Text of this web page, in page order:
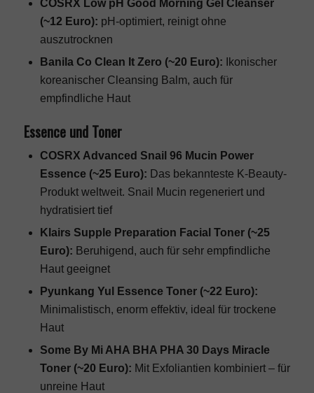
COSRX Low pH Good Morning Gel Cleanser
(~12 Euro): pH-optimiert, reinigt ohne
auszutrocknen
Banila Co Clean It Zero (~20 Euro): Ikonischer
koreanischer Cleansing Balm, auch für
empfindliche Haut
Essence und Toner
COSRX Advanced Snail 96 Mucin Power
Essence (~25 Euro): Das bekannteste K-Beauty-
Produkt weltweit. Snail Mucin regeneriert und
hydratisiert tief
Klairs Supple Preparation Facial Toner (~25
Euro): Beruhigend, auch für sehr empfindliche
Haut geeignet
Pyunkang Yul Essence Toner (~22 Euro):
Minimalistisch, enorm effektiv, ideal für trockene
Haut
Some By Mi AHA BHA PHA 30 Days Miracle
Toner (~20 Euro): Mit Exfoliantien kombiniert – für
unreine Haut